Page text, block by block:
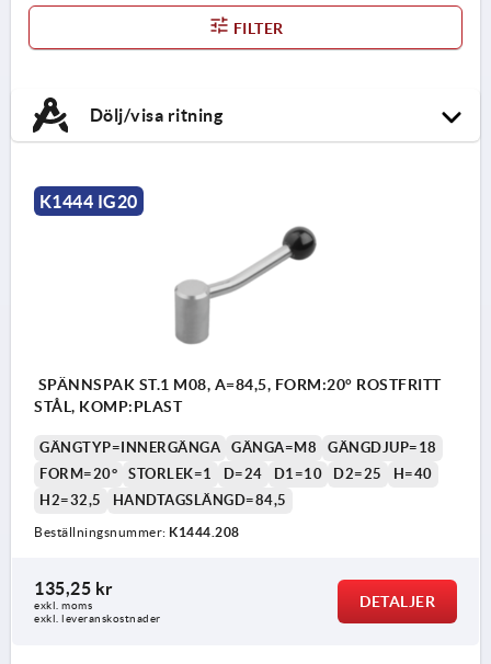
FILTER
Dölj/visa ritning
K1444 IG20
SPÄNNSPAK ST.1 M08, A=84,5, FORM:20° ROSTFRITT
STÅL, KOMP:PLAST
GÄNGTYP=INNERGÄNGA GÄNGA=M8
GÄNGDJUP=18
FORM=20°
STORLEK=1 D=24 D1=10 D2=25
H=40
H2=32,5
HANDTAGSLÄNGD=84,5
Beställningsnummer: K1444.208
135,25 kr
exkl. moms
exkl. leveranskostnader
DETALJER